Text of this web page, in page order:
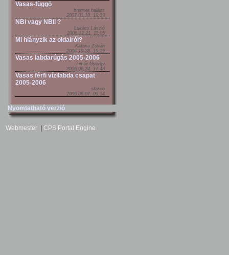
Vasas-függö
brenner balázs
2007.01.10. 19:39
NBI vagy NBII ?
Lukács László
2006.12.21. 11:05
Mi hiányzik az oldalról?
Katona Zoltán
2006.10.28. 19:29
Vasas labdarúgás 2005-2006
Timár György
2006.06.24. 17:48
Vasas férfi vízilabda csapat
2005-2006
skizoo
2006.06.07. 00:14
Nyomtatható verzió
Webmester CPS Portal Engine